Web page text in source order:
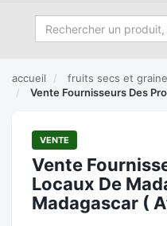
accueil
fruits secs et
Vente Fournisseurs Des
VENTE
Vente
Locaux De
Madagascar (